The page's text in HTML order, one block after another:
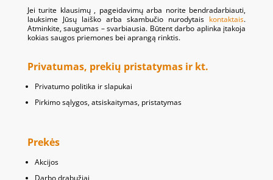
Jei turite klausimų , pageidavimų arba norite bendradarbiauti,
lauksime Jūsų laiško arba skambučio nurodytais kontaktais.
Atminkite, saugumas – svarbiausia. Būtent darbo aplinka įtakoja
kokias saugos priemones bei aprangą rinktis.
Privatumas, prekių pristatymas ir kt.
Privatumo politika ir slapukai
Pirkimo sąlygos, atsiskaitymas, pristatymas
Prekės
Akcijos